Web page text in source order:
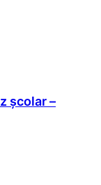
școlar –